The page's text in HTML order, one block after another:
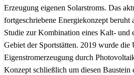
Erzeugung eigenen Solarstroms. Das
fortgeschriebene Energiekonzept beruht
Studie zur Kombination eines Kalt- und
Gebiet der Sportstätten. 2019 wurde die
Eigenstromerzeugung durch
Konzept schließlich um diesen